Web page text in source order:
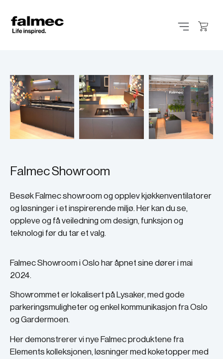
Falmec Showroom
Besøk Falmec showroom og opplev kjøkkenventilatorer
og løsninger i et inspirerende miljø. Her kan du se,
oppleve og få veiledning om design, funksjon og
teknologi før du tar et valg.
Falmec Showroom i Oslo har åpnet sine dører i mai
2024.
Showrommet er lokalisert på Lysaker, med gode
parkeringsmuligheter og enkel kommunikasjon fra Oslo
og Gardermoen.
Her demonstrerer vi nye Falmec produktene fra
Elements kolleksjonen, løsninger med koketopper med